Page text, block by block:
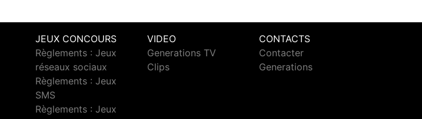
JEUX CONCOURS
Règlements : Jeux
réseaux sociaux
Règlements : Jeux
SMS
Règlements : Jeux
VIDEO
Generations TV
Clips
CONTACTS
Contacter
Generations